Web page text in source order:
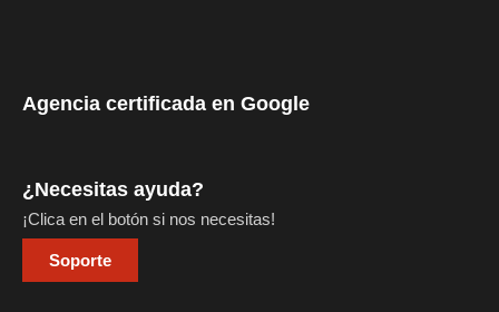
Agencia certificada en Google
¿Necesitas ayuda?
¡Clica en el botón si nos necesitas!
Soporte